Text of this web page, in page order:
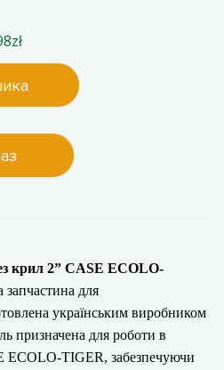
крил 2” CASE ECOLO-
для
українським виробником
призначена для роботи в
ECOLO-TIGER, забезпечуючи